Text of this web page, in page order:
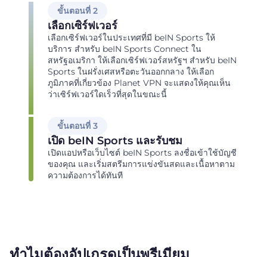
ขั้นตอนที่ 2
เลือกเซิร์ฟเวอร์
เลือกเซิร์ฟเวอร์ในประเทศที่มี beIN Sports ให้
บริการ สำหรับ beIN Sports Connect ใน
สหรัฐอเมริกา ให้เลือกเซิร์ฟเวอร์สหรัฐฯ สำหรับ beIN
Sports ในฝรั่งเศสหรือตะวันออกกลาง ให้เลือก
ภูมิภาคที่เกี่ยวข้อง Planet VPN จะแสดงให้คุณเห็น
ว่าเซิร์ฟเวอร์ใดเร็วที่สุดในขณะนี้
ขั้นตอนที่ 3
เปิด beIN Sports และรับชม
เปิดแอปหรือเว็บไซต์ beIN Sports ลงชื่อเข้าใช้บัญชี
ของคุณ และเริ่มสตรีมการแข่งขันสดและเนื้อหาตาม
ความต้องการได้ทันที